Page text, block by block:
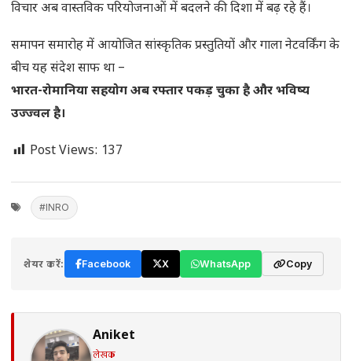
विचार अब वास्तविक परियोजनाओं में बदलने की दिशा में बढ़ रहे हैं।
समापन समारोह में आयोजित सांस्कृतिक प्रस्तुतियों और गाला नेटवर्किंग के
बीच यह संदेश साफ था –
भारत-रोमानिया सहयोग अब रफ्तार पकड़ चुका है और भविष्य
उज्ज्वल है।
Post Views: 137
#INRO
शेयर करें: Facebook X WhatsApp Copy
Aniket
लेखक